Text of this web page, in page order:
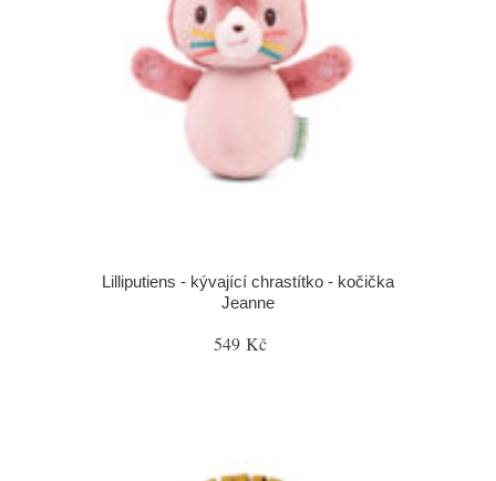
Lilliputiens - kývající chrastítko - kočička
Jeanne
549 Kč